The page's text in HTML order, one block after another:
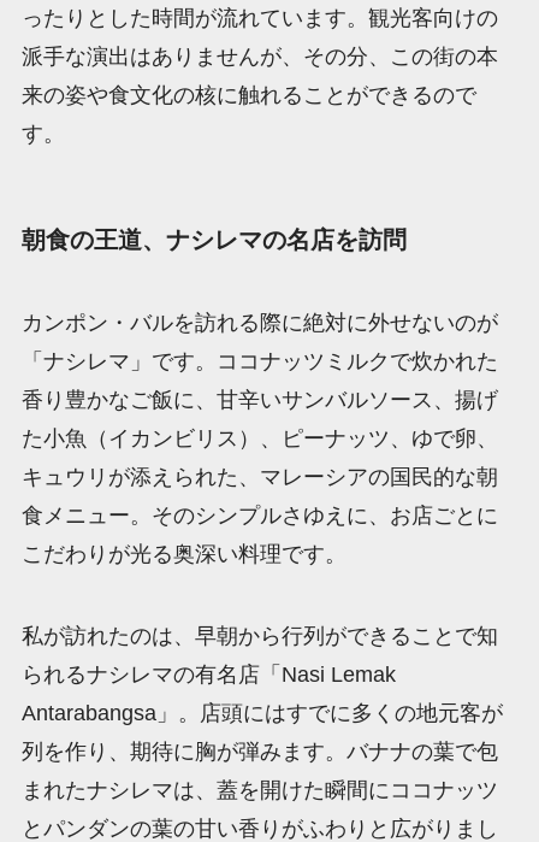
ったりとした時間が流れています。観光客向けの
派手な演出はありませんが、その分、この街の本
来の姿や食文化の核に触れることができるので
す。
朝食の王道、ナシレマの名店を訪問
カンポン・バルを訪れる際に絶対に外せないのが
「ナシレマ」です。ココナッツミルクで炊かれた
香り豊かなご飯に、甘辛いサンバルソース、揚げ
た小魚（イカンビリス）、ピーナッツ、ゆで卵、
キュウリが添えられた、マレーシアの国民的な朝
食メニュー。そのシンプルさゆえに、お店ごとに
こだわりが光る奥深い料理です。
私が訪れたのは、早朝から行列ができることで知
られるナシレマの有名店「Nasi Lemak
Antarabangsa」。店頭にはすでに多くの地元客が
列を作り、期待に胸が弾みます。バナナの葉で包
まれたナシレマは、蓋を開けた瞬間にココナッツ
とパンダンの葉の甘い香りがふわりと広がりまし